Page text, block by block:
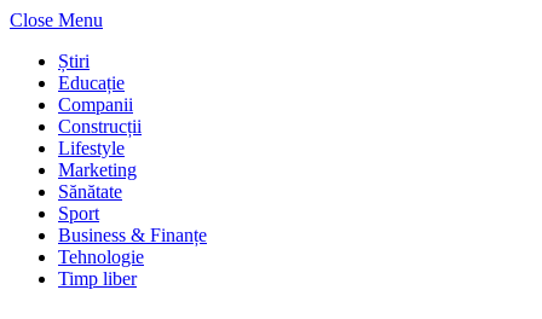
Close Menu
Știri
Educație
Companii
Construcții
Lifestyle
Marketing
Sănătate
Sport
Business & Finanțe
Tehnologie
Timp liber